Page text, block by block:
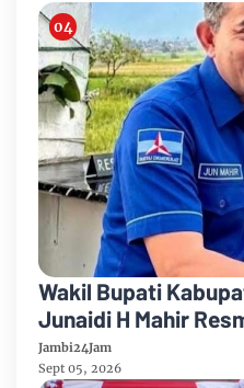
Wakil Bupati
Junaidi H Mahir
Partai Demikrat
Jambi24Jam
Sept 05, 2026